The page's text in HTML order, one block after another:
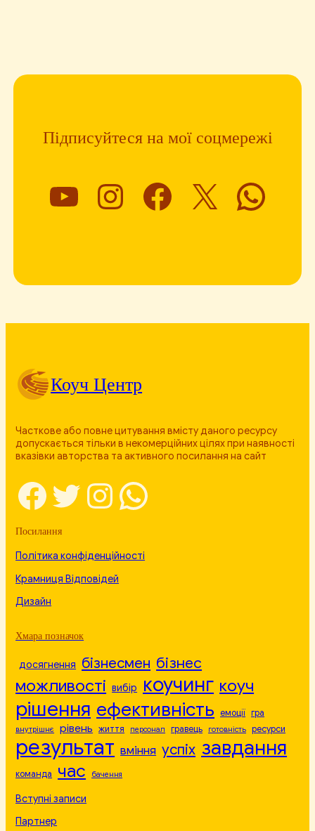
Підписуйтеся на мої соцмережі
YouTube
Instagram
Facebook
X
Коуч Центр
Часткове або повне цитування вмісту даного ресурсу
допускається тільки в некомерційних цілях при наявності
вказівки авторства та активного посилання на сайт
Facebook Twitter InstagramWhatsApp
Посилання
Політика конфіденційності
Крамниця Відповідей
Дизайн
Хмара позначок
досягнення бізнесмен бізнес
можливості вибір коучинг коуч
рішення ефективність емоції гра
внутрішнє рівень життя персонал гравець готовність ресурси
результат вміння успіх завдання
команда час бачення
Вступні записи
Партнер